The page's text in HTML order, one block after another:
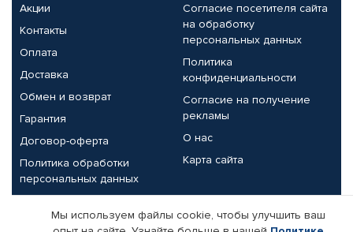
Акции
Контакты
Оплата
Доставка
Обмен и возврат
Гарантия
Договор-оферта
Политика обработки
персональных данных
Согласие посетителя сайта
на обработку
персональных данных
Политика
конфиденциальности
Согласие на получение
рекламы
О нас
Карта сайта
Партнерам
Мы используем файлы cookie, чтобы улучшить ваш